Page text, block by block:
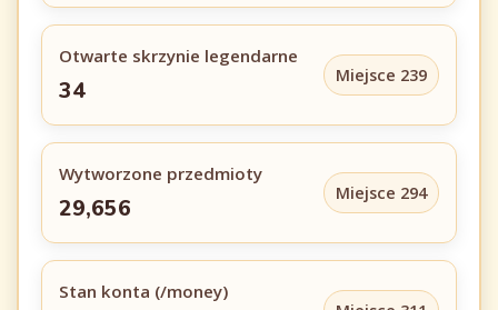
Otwarte skrzynie legendarne
34
Miejsce 239
Wytworzone przedmioty
29,656
Miejsce 294
Stan konta (/money)